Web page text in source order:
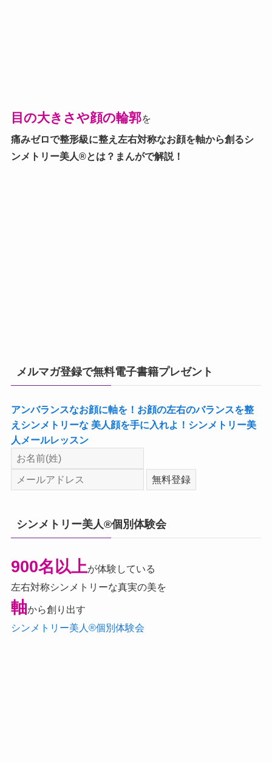
目の大きさや顔の輪郭を
痛みゼロで整形級に整え左右対称なお顔を軸から創るシ
ンメトリー美人®とは？まんがで解説！
メルマガ登録で無料電子書籍プレゼント
アンバランスなお顔に軸を！お顔の左右のバランスを整
えシンメトリーな 美人顔を手に入れよ！シンメトリー美
人メールレッスン
シンメトリー美人®個別体験会
900名以上が体験している
左右対称シンメトリーな真実の美を
軸から創り出す
シンメトリー美人®個別体験会